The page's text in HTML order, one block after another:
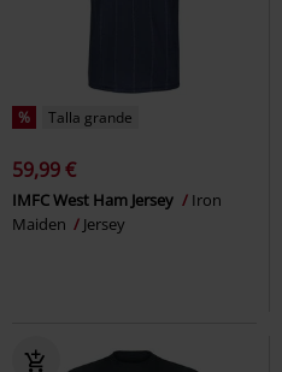
% Talla grande
59,99 €
IMFC West Ham Jersey
Iron
Maiden
Jersey